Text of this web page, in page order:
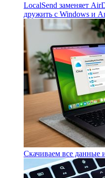
LocalSend заменяет
дружить с Windows и
Скачиваем все данные